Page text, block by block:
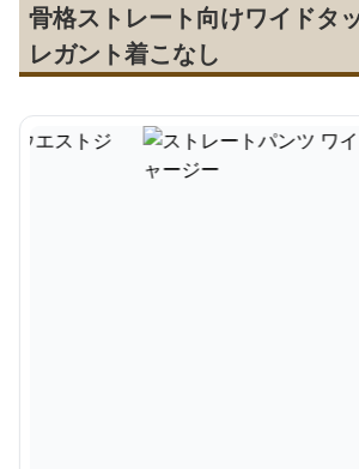
骨格ストレート向けワイドタ
レガント着こなし